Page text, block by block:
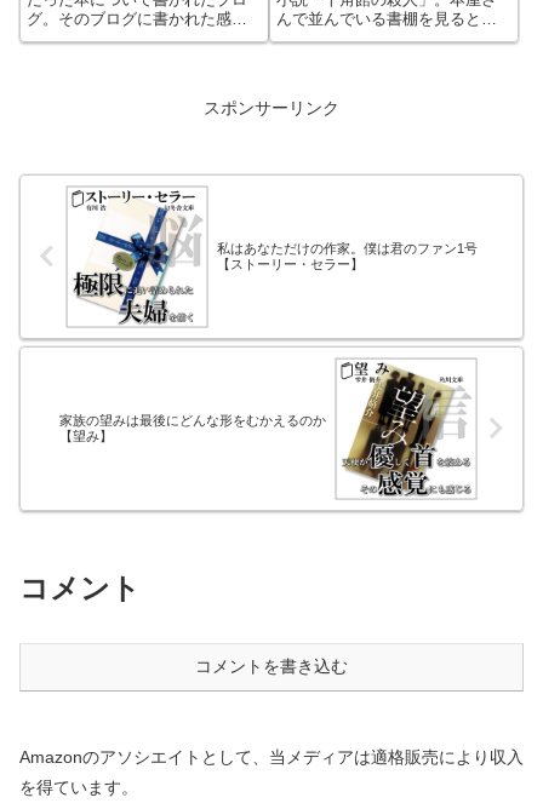
グ。そのブログに書かれた感想
に共感し、コメントしてみた。
た。やがて二人は会うことにな
った。しかしそこで感じた、な
気で本音で話し合う。ほんとう
の優しさとは。深く考えさせら
れた作品！
シリーズ」！
んで並んでいる書棚を見ると
「〇〇館の殺人」というタイト
ズ」と言われる作品です。ここ
す。館シリーズについて知りた
スポンサーリンク
私はあなただけの作家。僕は君のファン1号
【ストーリー・セラー】
家族の望みは最後にどんな形をむかえるのか
【望み】
コメント
コメントを書き込む
Amazonのアソシエイトとして、当メディアは適格販売により収入
を得ています。